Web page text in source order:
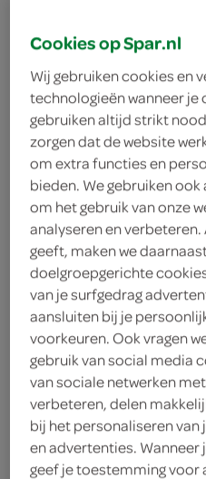
Dr. Oetker
Framboos
Dr. Oetker
1.
25
74 Gram
Let op: aanbiedingen
producten, maar
verwerkt in de
Cookies op Spar.nl
Wij gebruiken cookies en
technologieën wanneer je
gebruiken altijd strikt
zorgen dat de website
om extra functies en
bieden. We gebruiken
om het gebruik van onze
analyseren en
geeft, maken we
doelgroepgerichte
van je surfgedrag
aansluiten bij je
voorkeuren. Ook vragen
gebruik van social media
van sociale netwerken
verbeteren, delen
bij het personaliseren
en advertenties. Wanneer
geef je toestemming voor